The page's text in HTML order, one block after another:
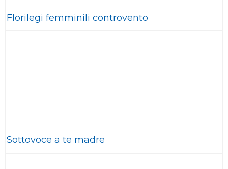
Florilegi femminili controvento
Sottovoce a te madre